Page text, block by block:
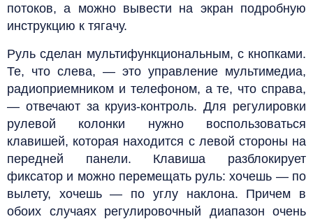
потоков, а можно вывести на экран подробную
инструкцию к тягачу.
Руль сделан мультифункциональным, с кнопками.
Те, что слева, — это управление мультимедиа,
радиоприемником и телефоном, а те, что справа,
— отвечают за круиз-контроль. Для регулировки
рулевой колонки нужно воспользоваться
клавишей, которая находится с левой стороны на
передней панели. Клавиша разблокирует
фиксатор и можно перемещать руль: хочешь — по
вылету, хочешь — по углу наклона. Причем в
обоих случаях регулировочный диапазон очень